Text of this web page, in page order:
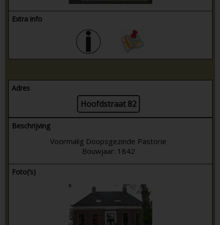
Extra info
Adres
Hoofdstraat 82
Beschrijving
Voormalig Doopsgezinde Pastorie
Bouwjaar: 1842
Foto(’s)